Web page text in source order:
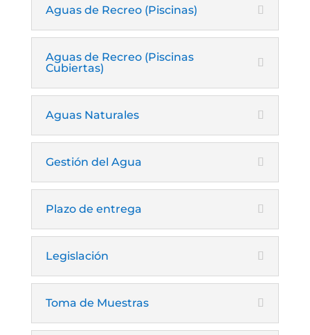
Aguas de Recreo (Piscinas)
Aguas de Recreo (Piscinas
Cubiertas)
Aguas Naturales
Gestión del Agua
Plazo de entrega
Legislación
Toma de Muestras